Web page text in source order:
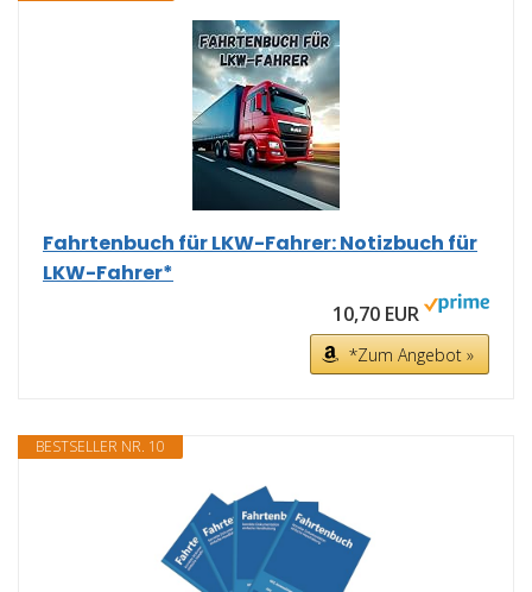
Fahrtenbuch für LKW-Fahrer: Notizbuch für
LKW-Fahrer*
10,70 EUR
*Zum Angebot »
BESTSELLER NR. 10